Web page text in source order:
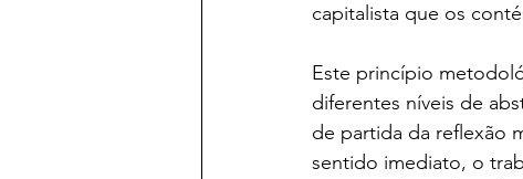
capitalista que os
Este princípio
diferentes níveis de
de partida da reflexão
sentido imediato, o